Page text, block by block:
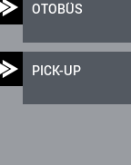
OTOBÜS
PICK-UP